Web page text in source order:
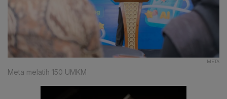
META
Meta melatih 150 UMKM